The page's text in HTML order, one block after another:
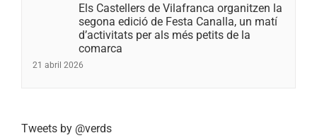
Els Castellers de Vilafranca organitzen la
segona edició de Festa Canalla, un matí
d’activitats per als més petits de la
comarca
21 abril 2026
Tweets by @verds